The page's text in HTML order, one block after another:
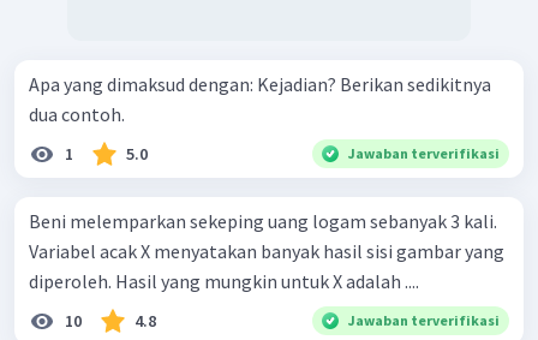
Apa yang dimaksud dengan: Kejadian? Berikan sedikitnya
dua contoh.
1 5.0 Jawaban terverifikasi
Beni melemparkan sekeping uang logam sebanyak 3 kali.
Variabel acak X menyatakan banyak hasil sisi gambar yang
diperoleh. Hasil yang mungkin untuk X adalah ....
10 4.8 Jawaban terverifikasi